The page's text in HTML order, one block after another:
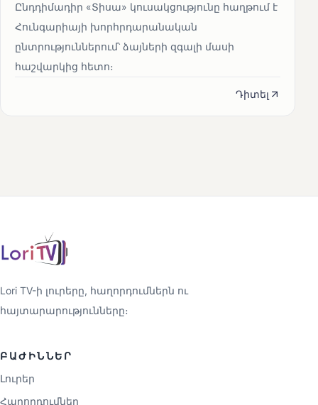
Ընդդիմադիր «Տիսա» կուսակցությունը հաղթում է
Հունգարիայի խորհրդարանական
ընտրություններում՝ ձայների զգալի մասի
հաշվարկից հետո։
Դիտել
Lori TV-ի լուրերը, հաղորդումներն ու
հայտարարությունները։
ԲԱԺԻՆՆԵՐ
Լուրեր
Հաղորդումներ